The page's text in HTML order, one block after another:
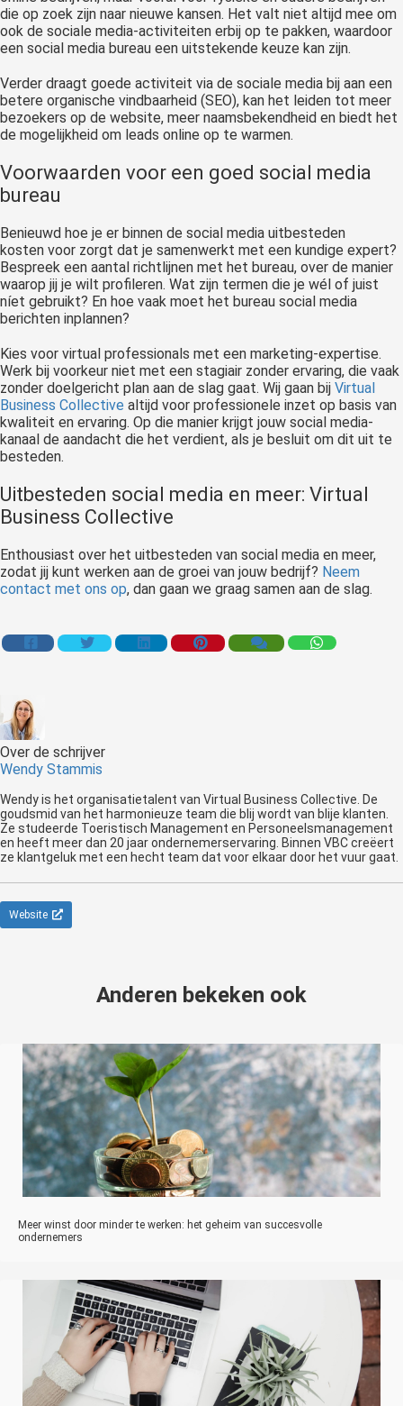
die op zoek zijn naar nieuwe kansen. Het valt niet altijd mee om
ook de sociale media-activiteiten erbij op te pakken, waardoor
een social media bureau een uitstekende keuze kan zijn.
Verder draagt goede activiteit via de sociale media bij aan een
betere organische vindbaarheid (SEO), kan het leiden tot meer
bezoekers op de website, meer naamsbekendheid en biedt het
de mogelijkheid om leads online op te warmen.
Voorwaarden voor een goed social media
bureau
Benieuwd hoe je er binnen de social media uitbesteden
kosten voor zorgt dat je samenwerkt met een kundige expert?
Bespreek een aantal richtlijnen met het bureau, over de manier
waarop jij je wilt profileren. Wat zijn termen die je wé l of juist
níet gebruikt? En hoe vaak moet het bureau social media
berichten inplannen?
Kies voor virtual professionals met een marketing-expertise.
Werk bij voorkeur niet met een stagiair zonder ervaring, die vaak
zonder doelgericht plan aan de slag gaat. Wij gaan bij Virtual
Business Collective altijd voor professionele inzet op basis van
kwaliteit en ervaring. Op die manier krijgt jouw social media-
kanaal de aandacht die het verdient, als je besluit om dit uit te
besteden.
Uitbesteden social media en meer: Virtual
Business Collective
Enthousiast over het uitbesteden van social media en meer,
zodat jij kunt werken aan de groei van jouw bedrijf? Neem
contact met ons op, dan gaan we graag samen aan de slag.
Over de schrijver
Wendy Stammis
Wendy is het organisatietalent van Virtual Business Collective. De
goudsmid van het harmonieuze team die blij wordt van blije klanten.
Ze studeerde Toeristisch Management en Personeelsmanagement
en heeft meer dan 20 jaar ondernemerservaring. Binnen VBC creëert
ze klantgeluk met een hecht team dat voor elkaar door het vuur gaat.
Website
Anderen bekeken ook
Meer winst door minder te werken: het geheim van succesvolle
ondernemers